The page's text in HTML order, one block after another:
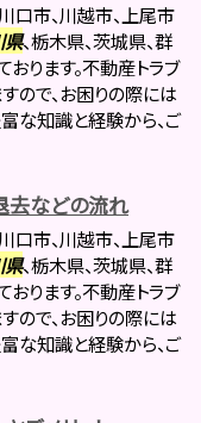
口市、川越市、上尾市
県、栃木県、茨城県、群
ります。不動産トラブ
ので、お困りの際には
な知識と経験から、ご
去などの流れ
口市、川越市、上尾市
県、栃木県、茨城県、群
ります。不動産トラブ
ので、お困りの際には
な知識と経験から、ご